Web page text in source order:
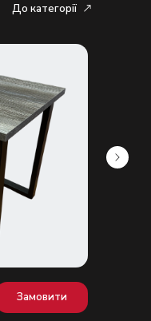
До категорії
Замовити